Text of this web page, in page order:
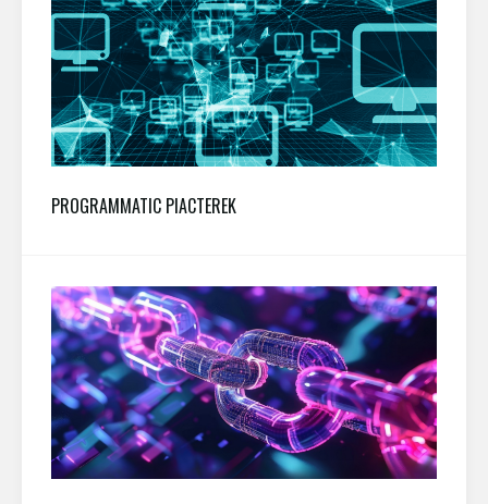
PROGRAMMATIC PIACTEREK